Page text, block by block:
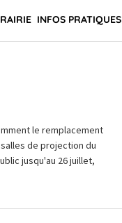
INFOS PRATIQUES
le remplacement
de projection du
jusqu'au 26 juillet,